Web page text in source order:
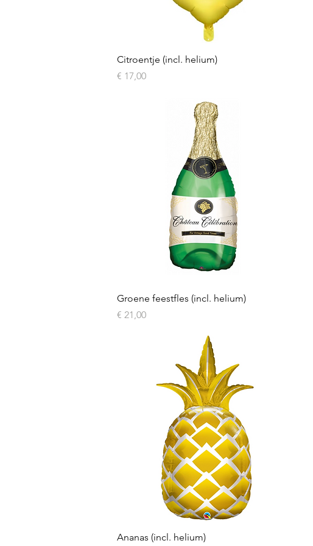
Snel overzicht
Citroentje (incl. helium)
Prijs
€ 17,00
Snel overzicht
Groene feestfles (incl. helium)
Prijs
€ 21,00
Snel overzicht
Ananas (incl. helium)